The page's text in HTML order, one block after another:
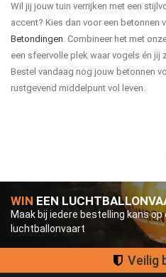
Wil jij jouw tuin verrijken met een
accent? Kies dan voor een betonnen
Betondingen. Combineer het met
een sfeervolle plek waar vogels én jij
Bestel vandaag nog jouw betonnen
rustgevend middelpunt vol leven.
WIN EEN
Maak bij iedere bestelling kans op
luchtballonvaart
Groot